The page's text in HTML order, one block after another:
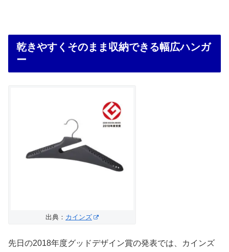
乾きやすくそのまま収納できる幅広ハンガ
ー
出典： カインズ
先日の2018年度グッドデザイン賞の発表では、カインズ